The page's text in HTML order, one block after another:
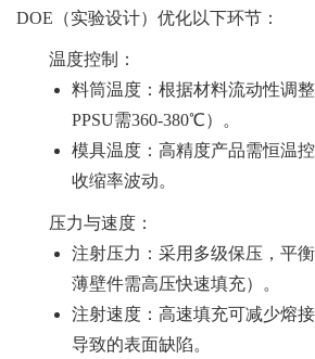
DOE（实验设计）优化以下环节：
温度控制
：
料筒温度：根据材料流动性调
PPSU需360-380℃）。
模具温度：高精度产品需恒温
收缩率波动。
压力与速度 ：
注射压力：采用多级保压，平
薄壁件需高压快速填充）。
注射速度：高速填充可减少熔
导致的表面缺陷。